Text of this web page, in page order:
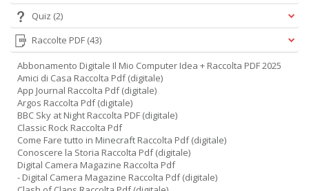
Quiz (2)
Raccolte PDF (43)
Abbonamento Digitale Il Mio Computer Idea + Raccolta PDF 2025
Amici di Casa Raccolta Pdf (digitale)
App Journal Raccolta Pdf (digitale)
Argos Raccolta Pdf (digitale)
BBC Sky at Night Raccolta PDF (digitale)
Classic Rock Raccolta Pdf
Come Fare tutto in Minecraft Raccolta Pdf (digitale)
Conoscere la Storia Raccolta Pdf (digitale)
Digital Camera Magazine Raccolta Pdf
- Digital Camera Magazine Raccolta Pdf (digitale)